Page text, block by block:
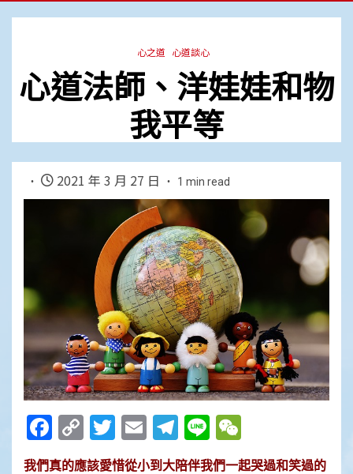
心之道 心道談心
心道法師、洋娃娃和物
我平等
2021 年 3 月 27 日 1 min read
Facebook
Copy
Link
Twitter
EmailTelegram
Line
我們真的應該愛惜從小到大陪伴我們一起哭過和笑過的